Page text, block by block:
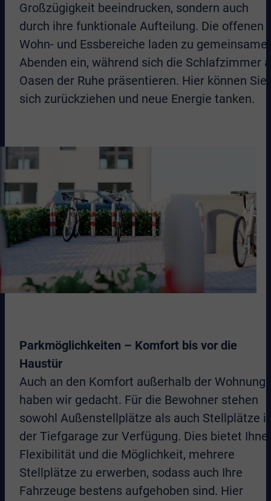
Großzügigkeit beeindrucken, sondern auch
durch ihre funktionale Aufteilung. Die offenen
Wohn- und Essbereiche laden zu
Abenden ein, während sich die Schlafzimmer
Oasen der Ruhe präsentieren. Hier können Sie
sich zurückziehen und neue Energie tanken.
Parkmöglichkeiten – Komfort bis vor die
Haustür
Auch an den Komfort außerhalb der Wohnung
haben wir gedacht. Für die Bewohner stehen
sowohl Außenstellplätze als auch Stellplätze
der Tiefgarage zur Verfügung. Dies bietet
Flexibilität und die Möglichkeit, mehrere
Stellplätze zu erwerben, sodass auch Ihre
Fahrzeuge bestens aufgehoben sind. Hier